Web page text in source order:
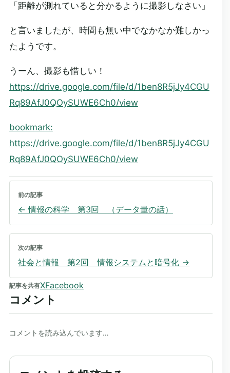
「距離が測れていると分かるように撮影しなさい」
と言いましたが、時間も無い中でなかなか難しかっ
たようです。
うーん、撮影も惜しい！
https://drive.google.com/file/d/1ben8R5jJy4CGU
Rq89AfJ0QOySUWE6Ch0/view
bookmark:
https://drive.google.com/file/d/1ben8R5jJy4CGU
Rq89AfJ0QOySUWE6Ch0/view
前の記事
←情報の科学 第3回 （データ量の話）
次の記事
社会と情報 第2回 情報システムと暗号化→
記事を共有XFacebook
コメント
コメントを読み込んでいます…